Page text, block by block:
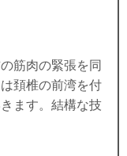
筋肉の緊張を同
頚椎の前湾を付
ます。結構な技